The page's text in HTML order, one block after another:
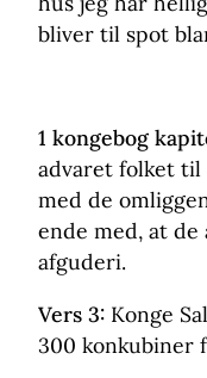
bliver til spot
1 kongebog
advaret folket til
med de
ende med, at de
afguderi.
Vers 3: Konge
300 konkubiner